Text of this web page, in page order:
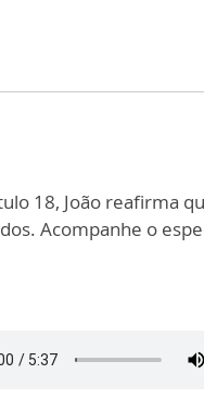
18, João reafirma
Acompanhe o